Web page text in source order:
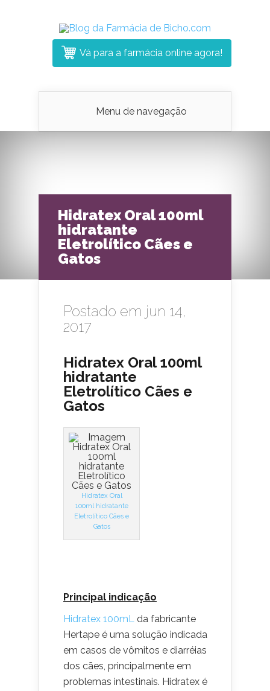
Vá para a farmácia online agora!
Menu de navegação
Hidratex Oral 100ml
hidratante
Eletrolítico Cães e
Gatos
Postado em jun 14,
2017
Hidratex Oral 100ml
hidratante
Eletrolítico Cães e
Gatos
Hidratex Oral
100ml hidratante
Eletrolítico Cães e
Gatos
Principal indicação
Hidratex 100mL da fabricante
Hertape é uma solução indicada
em casos de vômitos e diarréias
dos cães, principalmente em
problemas intestinais. Hidratex é